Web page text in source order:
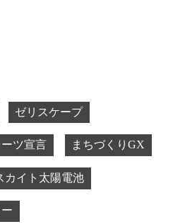
ゼリスケープ
ツ宣言 まちづくりGX
カイト太陽電池